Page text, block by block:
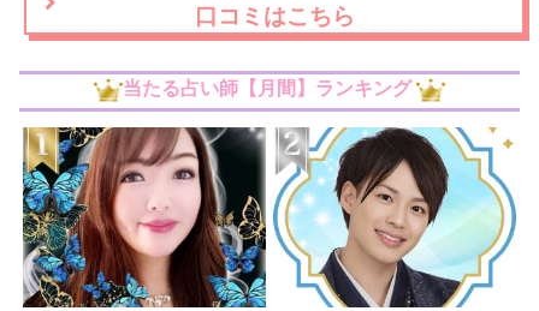
口コミはこちら
当たる占い師【月間】ランキング